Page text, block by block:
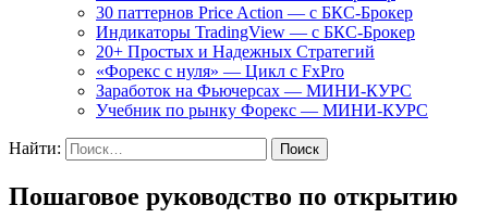
30 паттернов Price Action — с БКС-Брокер
Индикаторы TradingView — с БКС-Брокер
20+ Простых и Надежных Стратегий
«Форекс с нуля» — Цикл с FxPro
Заработок на Фьючерсах — МИНИ-КУРС
Учебник по рынку Форекс — МИНИ-КУРС
Найти:
Пошаговое руководство по открытию